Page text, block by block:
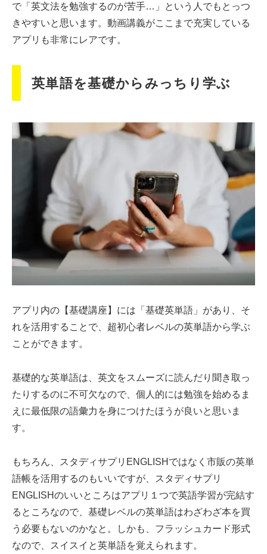
で「英文法を勉強するのが苦手…」という人でもとっつ
きやすいと思います。動画講義がここまで充実している
アプリも非常にレアです。
英単語を基礎からみっちり学ぶ
アプリ内の【基礎講座】には「基礎英単語」があり、そ
れを活用することで、超初心者レベルの英単語から学ぶ
ことができます。
基礎的な英単語は、英文をスムーズに読んだり聞き取っ
たりするのに不可欠なので、個人的には勉強を始めるま
えに最低限の語彙力を身につけたほうが良いと思いま
す。
もちろん、スタディサプリENGLISHではなく市販の英単
語帳を活用するのもいいですが、スタディサプリ
ENGLISHのいいところはアプリ１つで英語学習が完結す
るところなので、基礎レベルの英単語はわざわざ本を買
う必要もないのかなと。しかも、フラッシュカード形式
なので、スイスイと英単語を覚えられます。